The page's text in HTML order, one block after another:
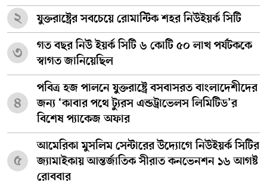
২ যুক্তরাষ্ট্রের সবচেয়ে রোমান্টিক শহর নিউইয়র্ক সিটি
৩
গত বছর নিউ ইয়র্ক সিটি ৬ কোটি ৫০ লাখ পর্যটককে
স্বাগত জানিয়েছিল
৪
পবিত্র হজ পালনে যুক্তরাষ্ট্রে বসবাসরত বাংলাদেশীদের
জন্য ‘কাবার পথে ট্যুরস এন্ডট্রাভেলস লিমিটিড’র
বিশেষ প্যাকেজ অফার
৫
আমেরিকা মুসলিম সেন্টারের উদ্যোগে নিউইয়র্ক সিটির
জ্যামাইকায় আন্তর্জাতিক সীরাত কনভেনশন ১৬ আগষ্ট
রোববার